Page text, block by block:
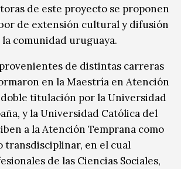
de este proyecto se proponen
de extensión cultural y difusión
comunidad uruguaya.
de distintas carreras
en la Maestría en Atención
titulación por la Universidad
y la Universidad Católica del
a la Atención Temprana como
transdisciplinar, en el cual
de las Ciencias Sociales,